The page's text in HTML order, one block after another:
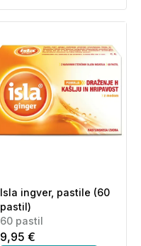
Isla ingver, pastile (60
pastil)
60 pastil
9,95 €